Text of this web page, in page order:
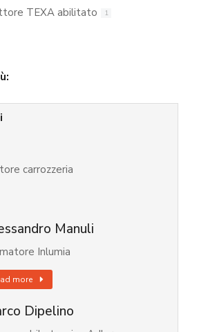
TEXA abilitato 1
carrozzeria
Manuli
Inlumia
more
Dipelino